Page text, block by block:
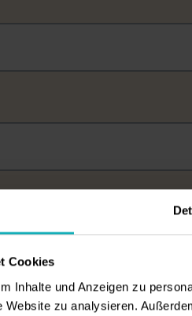
Cookies
Inhalte und Anzeigen zu
Website zu analysieren.